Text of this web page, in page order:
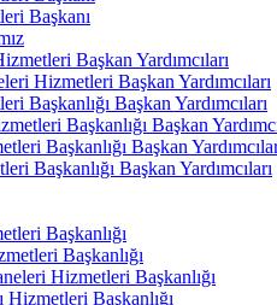
Başkanı
Başkan Yardımcıları
Hizmetleri Başkan Yardımcıları
Başkanlığı Başkan Yardımcıları
Başkanlığı Başkan
Başkanlığı Başkan
Başkanlığı Başkan Yardımcıları
Başkanlığı
Başkanlığı
Hizmetleri Başkanlığı
Hizmetleri Başkanlığı